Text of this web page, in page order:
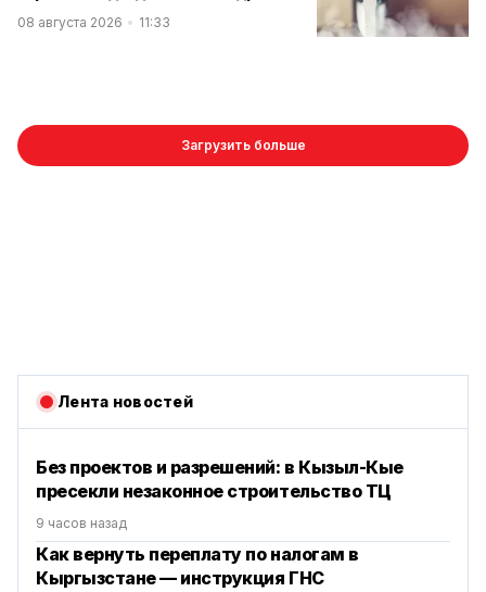
08 августа 2026 11:33
Загрузить больше
Лента новостей
Без проектов и разрешений: в Кызыл-Кые
пресекли незаконное строительство ТЦ
9 часов назад
Как вернуть переплату по налогам в
Кыргызстане — инструкция ГНС